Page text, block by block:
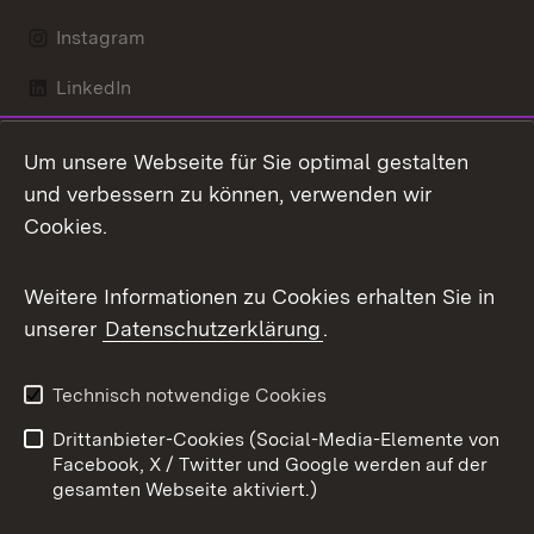
Instagram
LinkedIn
X / Twitter
Youtube
Kontakt
Datenschutz
Barrierefreiheit
Impressum
Cookies
Um unsere Webseite für Sie optimal gestalten
und verbessern zu können, verwenden wir
Cookies.
Weitere Informationen zu Cookies erhalten Sie in
unserer Datenschutzerklärung.
Technisch notwendige Cookies
Drittanbieter-Cookies (Social-Media-Elemente von
Facebook, X / Twitter und Google werden auf der
gesamten Webseite aktiviert.)